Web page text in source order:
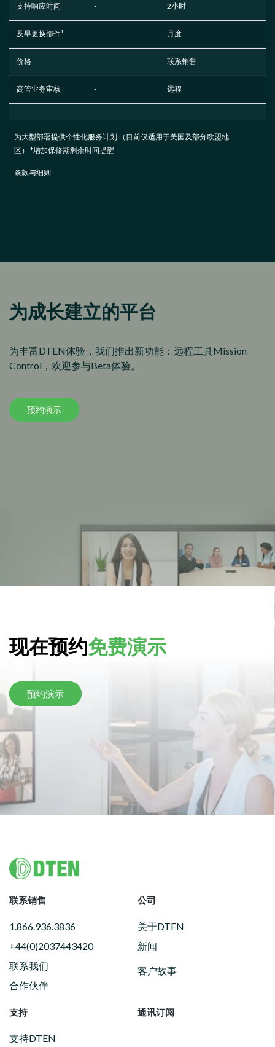
支持响应时间 - 2小时
及早更换部件¹ - 月度
价格 联系销售
高管业务审核 - 远程
为大型部署提供个性化服务计划 （目前仅适用于美国及部分欧盟地
区） *增加保修期剩余时间提醒
条款与细则
为成长建立的平台
为丰富DTEN体验，我们推出新功能：远程工具Mission
Control，欢迎参与Beta体验。
预约演示
现在预约免费演示
预约演示
Footer
联系销售
1.866.936.3836
+44(0)2037443420
联系我们
合作伙伴
公司
关于DTEN
新闻
客户故事
支持
支持DTEN
通讯订阅